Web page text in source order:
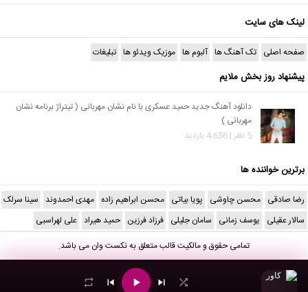
لینک های سایت
صفحه اصلی تک آهنگ ها آلبوم ها موزیک ویدئو ها تبلیغات
پیشنهاد روز بخش ملایم
دانلود آهنگ جدید حمید عسکری با نام نشان مهربانی ( تیتراژ برنامه نشان
مهربانی )
5 نظر | 4,656 بازدید
برترین خواننده ها
رضا صادقی محسن چاوشی پویا بیاتی محسن ابراهیم زاده مهدی احمدوند سینا سرلک
سالار عقیلی یوسف زمانی سامان جلیلی فرزاد فرزین حمید هیراد علی لهراسبی
تمامی حقوق و مالکیت قالب متعلق بهنکست وانمی باشد.